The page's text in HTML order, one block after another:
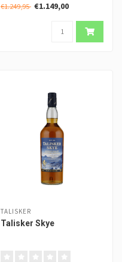
€1.249,95 €1.149,00
TALISKER
Talisker Skye